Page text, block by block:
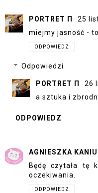
PORTRET Π
25
miejmy jasność -
ODPOWIEDZ
Odpowiedzi
PORTRET Π
26
a sztuka i
ODPOWIEDZ
AGNIESZKA
Będę czytała tę
oczekiwania.
ODPOWIEDZ